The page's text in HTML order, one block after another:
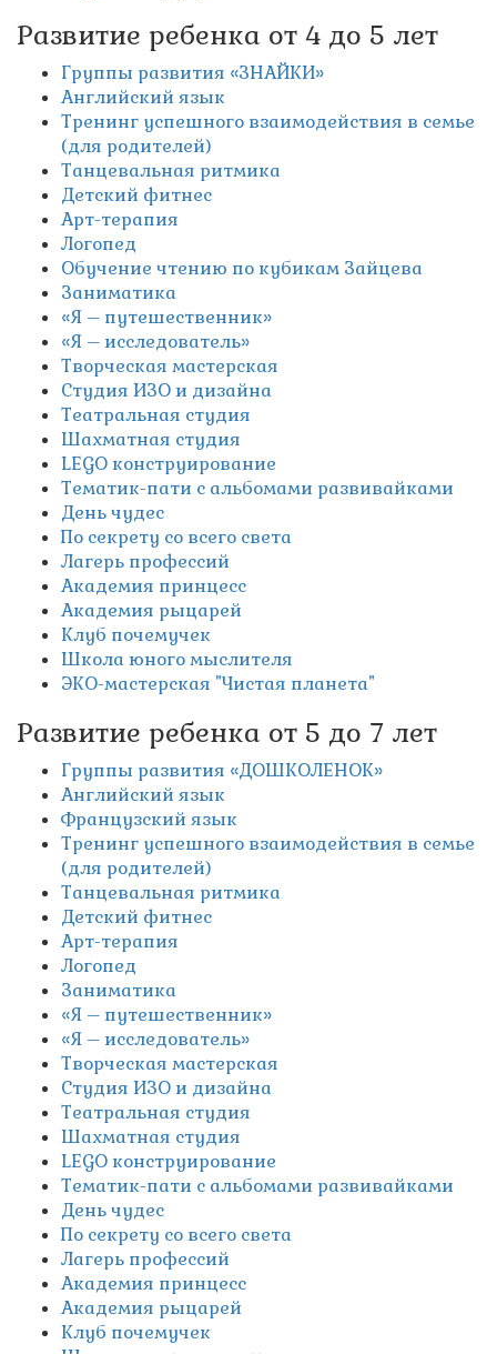
Развитие ребенка от 4 до 5 лет
Группы развития «ЗНАЙКИ»
Английский язык
Тренинг успешного взаимодействия в семье
(для родителей)
Танцевальная ритмика
Детский фитнес
Арт-терапия
Логопед
Обучение чтению по кубикам Зайцева
Заниматика
«Я – путешественник»
«Я – исследователь»
Творческая мастерская
Студия ИЗО и дизайна
Театральная студия
Шахматная студия
LEGO конструирование
Тематик-пати с альбомами развивайками
День чудес
По секрету со всего света
Лагерь профессий
Академия принцесс
Академия рыцарей
Клуб почемучек
Школа юного мыслителя
ЭКО-мастерская "Чистая планета"
Развитие ребенка от 5 до 7 лет
Группы развития «ДОШКОЛЕНОК»
Английский язык
Французский язык
Тренинг успешного взаимодействия в семье
(для родителей)
Танцевальная ритмика
Детский фитнес
Арт-терапия
Логопед
Заниматика
«Я – путешественник»
«Я – исследователь»
Творческая мастерская
Студия ИЗО и дизайна
Театральная студия
Шахматная студия
LEGO конструирование
Тематик-пати с альбомами развивайками
День чудес
По секрету со всего света
Лагерь профессий
Академия принцесс
Академия рыцарей
Клуб почемучек